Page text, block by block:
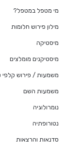
מי מטפל במטפל?
מילון פירוש חלומות
מיסטיקה
מיסטיקנים מומלצים
משמעות / פירוש קלפי
משמעות השם
נומרולוגיה
נטורופתיה
סדנאות והרצאות